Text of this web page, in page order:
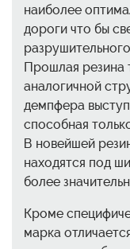
наиболее
дороги что бы
Прошлая резина
аналогичной
демпфера
способная
В новейшей
находятся под
более
Кроме
марка